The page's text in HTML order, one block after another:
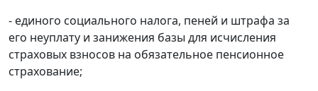
- единого социального налога, пеней и штрафа за
его неуплату и занижения базы для исчисления
страховых взносов на обязательное пенсионное
страхование;